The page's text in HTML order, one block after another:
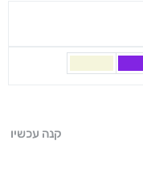
קנה עכשיו